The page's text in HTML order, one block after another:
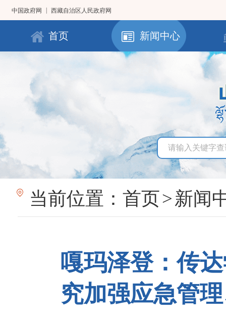
中国政府网 西藏自治区人民政府网
首页 新闻中心
当前位置： 首页>新闻
嘎玛泽登：传
究加强应急管